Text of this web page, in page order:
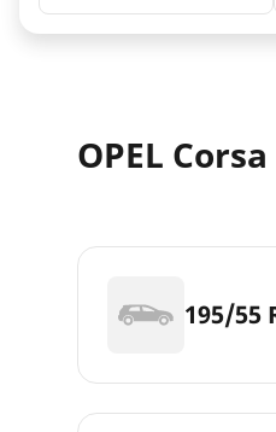
OPEL
195/55